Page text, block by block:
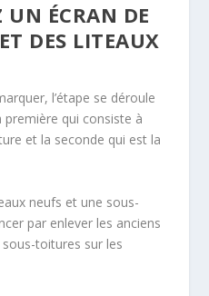
UN ÉCRAN DE
DES LITEAUX
l’étape se déroule
première qui consiste à
et la seconde qui est la
neufs et une sous-
par enlever les anciens
toitures sur les